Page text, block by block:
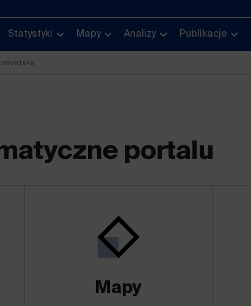
Statystyki Mapy Analizy Publikacje
portalu
Mapy